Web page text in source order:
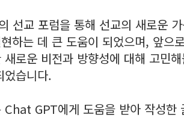
선교 포럼을 통해 선교의 새로운
하는 데 큰 도움이 되었으며, 앞으
새로운 비전과 방향성에 대해 고민
었습니다.
GPT에게 도움을 받아 작성한